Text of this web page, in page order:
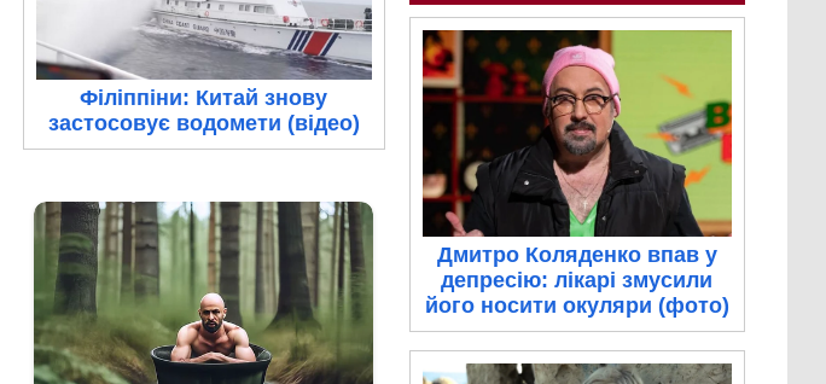
Філіппіни: Китай знову
застосовує водомети (відео)
Дмитро Коляденко впав у
депресію: лікарі змусили
його носити окуляри (фото)